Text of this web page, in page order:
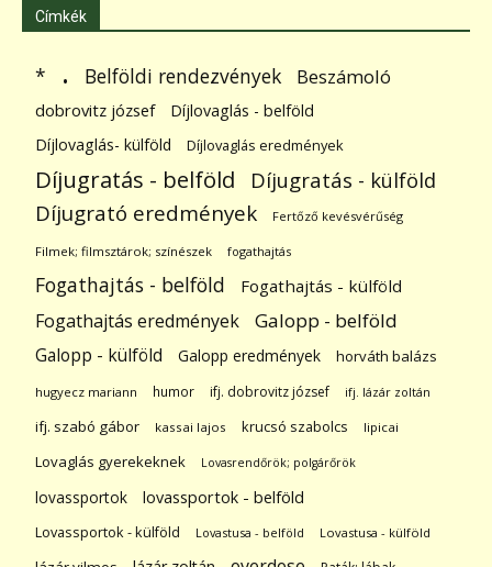
Címkék
* . Belföldi rendezvények Beszámoló
dobrovitz józsef
Díjlovaglás - belföld
Díjlovaglás- külföld
Díjlovaglás eredmények
Díjugratás - belföld Díjugratás - külföld
Díjugrató eredmények Fertőző kevésvérűség
Filmek; filmsztárok; színészek fogathajtás
Fogathajtás - belföld Fogathajtás - külföld
Fogathajtás eredmények Galopp - belföld
Galopp - külföld Galopp eredmények horváth balázs
hugyecz mariann humor ifj. dobrovitz józsef ifj. lázár zoltán
ifj. szabó gábor kassai lajos krucsó szabolcs lipicai
Lovaglás gyerekeknek Lovasrendőrök; polgárőrök
lovassportok lovassportok - belföld
Lovassportok - külföld Lovastusa - belföld Lovastusa - külföld